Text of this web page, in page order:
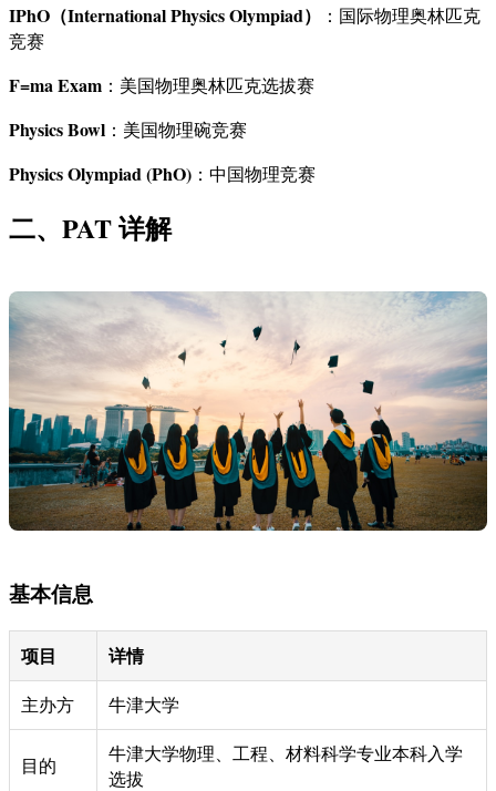
IPhO（International Physics Olympiad）
：国际物理奥林匹克
竞赛
F=ma Exam ：美国物理奥林匹克选拔赛
Physics Bowl ：美国物理碗竞赛
Physics Olympiad (PhO) ：中国物理竞赛
二、PAT 详解
基本信息
项目 详情
主办方 牛津大学
目的
牛津大学物理、工程、材料科学专业本科入学
选拔